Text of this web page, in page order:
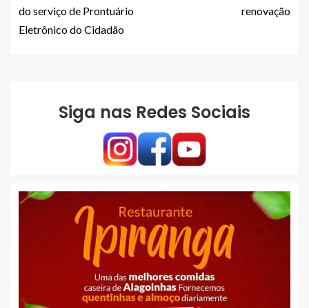
do serviço de Prontuário
Eletrônico do Cidadão
renovação
Siga nas Redes Sociais